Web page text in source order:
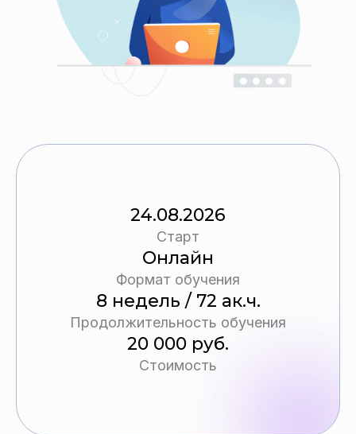
24.08.2026
Старт
Онлайн
Формат обучения
8 недель / 72 ак.ч.
Продолжительность обучения
20 000 руб.
Стоимость